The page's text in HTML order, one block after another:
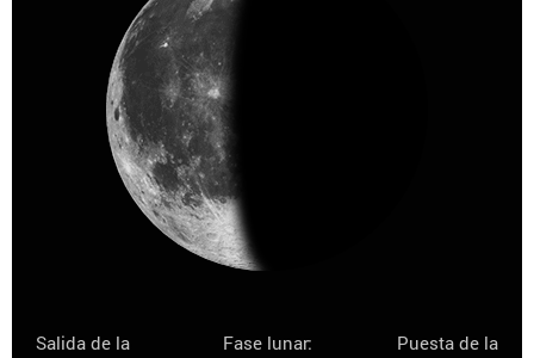
Salida de la
Fase lunar:
Puesta de la